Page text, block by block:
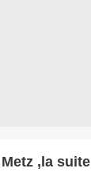
,la suite